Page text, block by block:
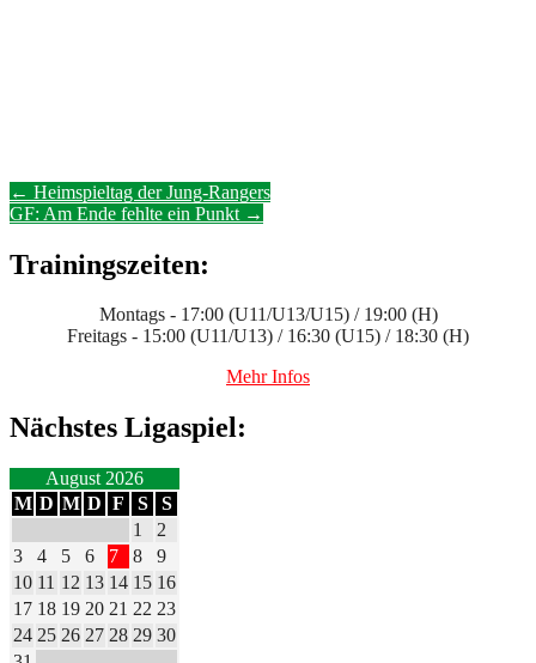
Post
navigation
← Heimspieltag der Jung-Rangers
GF: Am Ende fehlte ein Punkt →
Trainingszeiten:
Montags - 17:00 (U11/U13/U15) / 19:00 (H)
Freitags - 15:00 (U11/U13) / 16:30 (U15) / 18:30 (H)
Mehr Infos
Nächstes Ligaspiel:
August 2026
M D M D F S
S
1
2
3
4 5 6 7 8
9
10 11 12 13 14 15 16
17 18 19 20 21 22 23
24 25 26 27 28 29 30